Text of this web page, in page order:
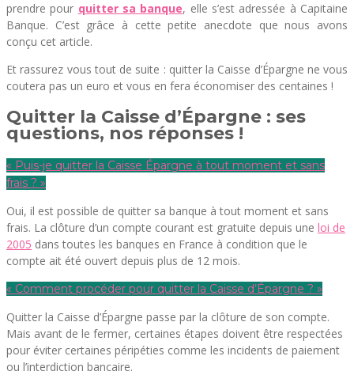
prendre pour quitter sa banque, elle s’est adressée à Capitaine
Banque. C’est grâce à cette petite anecdote que nous avons
conçu cet article.
Et rassurez vous tout de suite : quitter la Caisse d’Épargne ne vous
coutera pas un euro et vous en fera économiser des centaines !
Quitter la Caisse d’Épargne : ses
questions, nos réponses !
« Puis-je quitter la Caisse Épargne à tout moment et sans
frais ? »
Oui, il est possible de quitter sa banque à tout moment et sans
frais. La clôture d’un compte courant est gratuite depuis une loi de
2005 dans toutes les banques en France à condition que le
compte ait été ouvert depuis plus de 12 mois.
« Comment procéder pour quitter la Caisse d’Épargne ? »
Quitter la Caisse d’Épargne passe par la clôture de son compte.
Mais avant de le fermer, certaines étapes doivent être respectées
pour éviter certaines péripéties comme les incidents de paiement
ou l’interdiction bancaire.